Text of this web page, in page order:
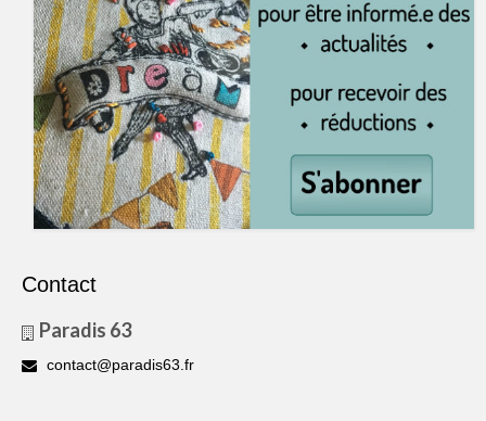
Contact
Paradis 63
contact@paradis63.fr